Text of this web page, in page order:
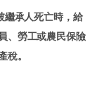
繼承人死亡時，給
、勞工或農民保險
稅。